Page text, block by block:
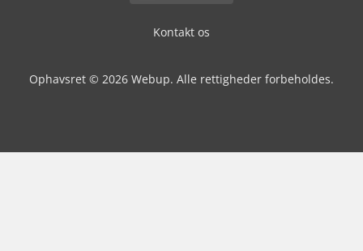
Kontakt os
Ophavsret © 2026 Webup. Alle rettigheder forbeholdes.